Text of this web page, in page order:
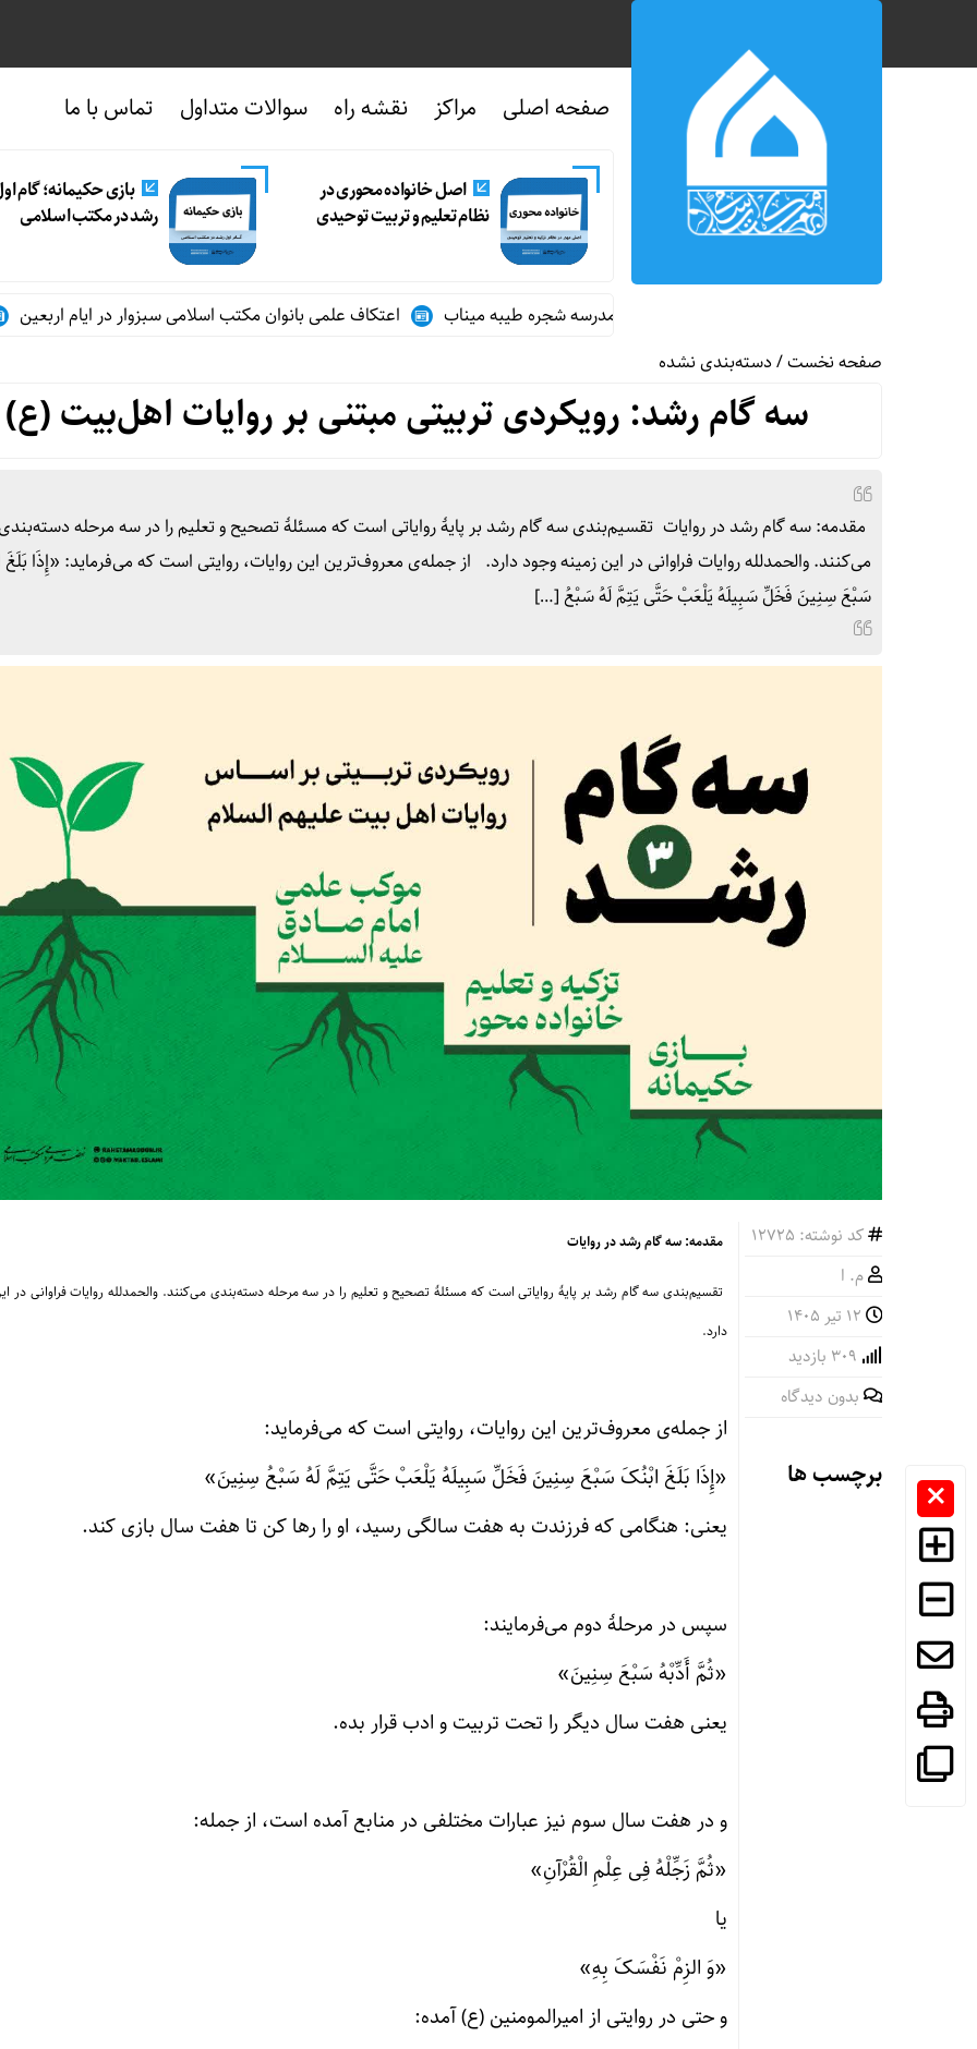
صفحه اصلی مراکز نقشه راه سوالات متداول تماس با ما
اصل خانواده محوری در
نظام تعلیم و تربیت توحیدی
بازی حکیمانه؛ گام
رشد در مکتب اسلامی
اعتکاف علمی بانوان مکتب اسلامی سبزوار در ایام اربعین از
صفحه نخست/دسته‌بندی نشده
سه گام رشد: رویکردی تربیتی مبتنی بر روایات اهل‌بیت (ع)
مقدمه: سه گام رشد در روایات تقسیم‌بندی سه گام رشد بر پایهٔ روایاتی است که مسئلهٔ تصحیح و تعلیم را در سه مرحله
می‌کنند. والحمدلله روایات فراوانی در این زمینه وجود دارد. از جمله‌ی معروف‌ترین این روایات، روایتی است که می‌فرماید: «إِذَا
سَبْعَ سِنِینَ فَخَلِّ سَبِیلَهُ یَلْعَبْ حَتَّى یَتِمَّ لَهُ سَبْعُ […]
کد نوشته: 12725
م. ا
بدون دیدگاه
برچسب ها
مقدمه: سه گام رشد در روایات
تقسیم‌بندی سه گام رشد بر پایهٔ روایاتی است که مسئلهٔ تصحیح و تعلیم را در سه مرحله دسته‌بندی می‌کنند. والحمدلله روایات فراوانی در
دارد.
از جمله‌ی معروف‌ترین این روایات، روایتی است که می‌فرماید:
«إِذَا بَلَغَ ابْنُکَ سَبْعَ سِنِینَ فَخَلِّ سَبِیلَهُ یَلْعَبْ حَتَّى یَتِمَّ لَهُ سَبْعُ سِنِینَ»
یعنی: هنگامی که فرزندت به هفت سالگی رسید، او را رها کن تا هفت سال بازی کند.
سپس در مرحلهٔ دوم می‌فرمایند:
«ثُمَّ أَدِّبْهُ سَبْعَ سِنِینَ»
یعنی هفت سال دیگر را تحت تربیت و ادب قرار بده.
و در هفت سال سوم نیز عبارات مختلفی در منابع آمده است، از جمله:
«ثُمَّ زَجِّلْهُ فِی عِلْمِ الْقُرْآنِ»
یا
«وَ الزِمْ نَفْسَکَ بِهِ»
و حتی در روایتی از امیرالمومنین (ع) آمده: